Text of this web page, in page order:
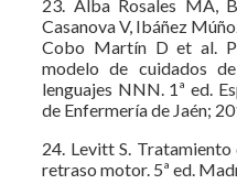
23. Alba Rosales MA,
Casanova V, Ibáñez
Cobo Martín D et al.
modelo de cuidados
lenguajes NNN. 1ª ed.
de Enfermería de Jaén;
24. Levitt S.
retraso motor. 5ª ed.